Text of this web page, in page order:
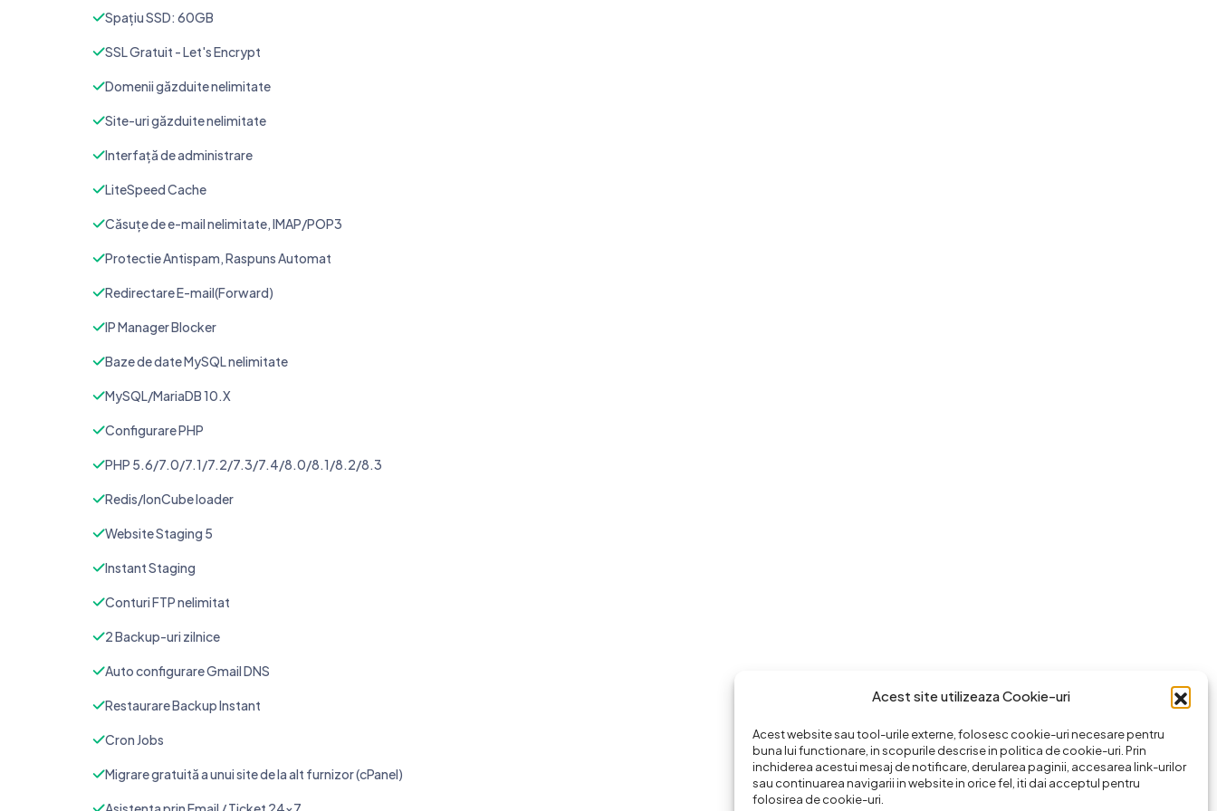
Acest site utilizeaza Cookie-uri
Acest website sau tool-urile externe, folosesc cookie-uri necesare pentru
buna lui functionare, in scopurile descrise in politica de cookie-uri. Prin
inchiderea acestui mesaj de notificare, derularea paginii, accesarea link-urilor
sau continuarea navigarii in website in orice fel, iti dai acceptul pentru
folosirea de cookie-uri.
Spațiu SSD: 60GB
SSL Gratuit - Let's Encrypt
Domenii găzduite nelimitate
Site-uri găzduite nelimitate
Interfață de administrare
LiteSpeed Cache
Căsuțe de e-mail nelimitate, IMAP/POP3
Protectie Antispam, Raspuns Automat
Redirectare E-mail(Forward)
IP Manager Blocker
Baze de date MySQL nelimitate
MySQL/MariaDB 10.X
Configurare PHP
PHP 5.6/7.0/7.1/7.2/7.3/7.4/8.0/8.1/8.2/8.3
Redis/IonCube loader
Website Staging 5
Instant Staging
Conturi FTP nelimitat
2 Backup-uri zilnice
Auto configurare Gmail DNS
Restaurare Backup Instant
Cron Jobs
Migrare gratuită a unui site de la alt furnizor (cPanel)